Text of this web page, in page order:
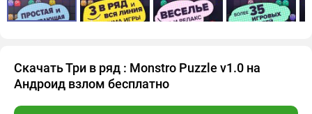
Скачать Три в ряд : Monstro Puzzle v1.0 на
Андроид взлом бесплатно